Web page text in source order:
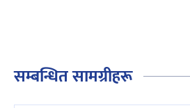
सम्बन्धित सामग्रीहरू